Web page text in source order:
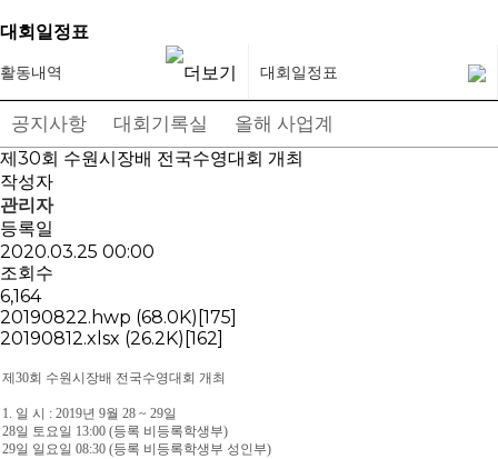
대회일정표
활동내역 대회일정표
공지사항 대회기록실 올해 사업계획
제30회 수원시장배 전국수영대회 개최
작성자
관리자
등록일
2020.03.25 00:00
조회수
6,164
20190822.hwp (68.0K) [175]
20190812.xlsx (26.2K) [162]
제30회 수원시장배 전국수영대회 개최
1. 일 시 : 2019년 9월 28 ~ 29일
28일 토요일 13:00 (등록 비등록학생부)
29일 일요일 08:30 (등록 비등록학생부 성인부)